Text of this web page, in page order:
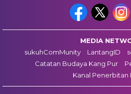
MEDIA
sukuhComMunity
LantangID
Catatan Budaya Kang Pur
Kanal Penerbitan